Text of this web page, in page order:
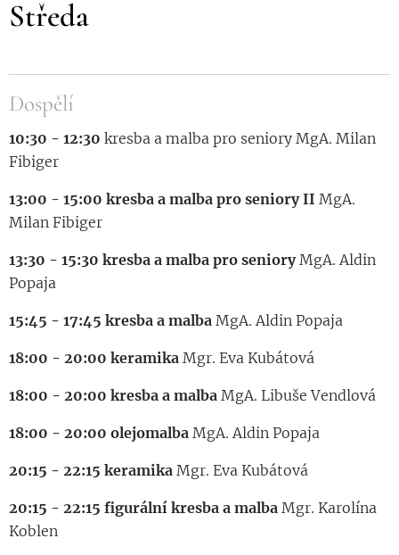
Středa
Dospělí
10:30 - 12:30 kresba a malba pro seniory MgA. Milan
Fibiger
13:00 - 15:00 kresba a malba pro seniory II MgA.
Milan Fibiger
13:30 - 15:30 kresba a malba pro senioryMgA. Aldin
Popaja
15:45 - 17:45 kresba a malba MgA. Aldin Popaja
18:00 - 20:00 keramika Mgr. Eva Kubátová
18:00 - 20:00 kresba a malba MgA. Libuše Vendlová
18:00 - 20:00 olejomalba MgA. Aldin Popaja
20:15 - 22:15 keramika Mgr. Eva Kubátová
20:15 - 22:15 figurální kresba a malba Mgr. Karolína
Koblen